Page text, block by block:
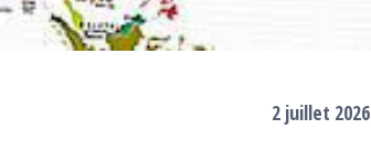
2 juillet 2026